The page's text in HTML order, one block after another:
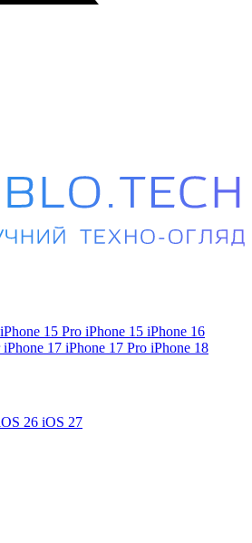
iPhone 15 Pro iPhone 15 iPhone 16
iPhone 17 iPhone 17 Pro iPhone 18
26 iOS 27